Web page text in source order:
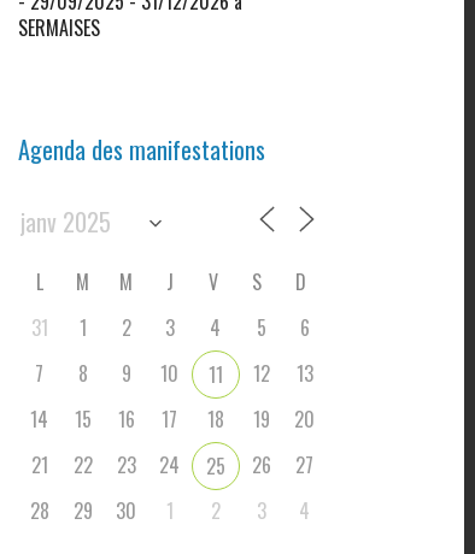
SERMAISES
Agenda des manifestations
L M M J V S
D
31
1 2 3 4 5
6
7
8 9 10 11 12
13
14
15 16 17 18 19
20
21
22 23 24 25 26
27
28
29 30 1 2 3 4